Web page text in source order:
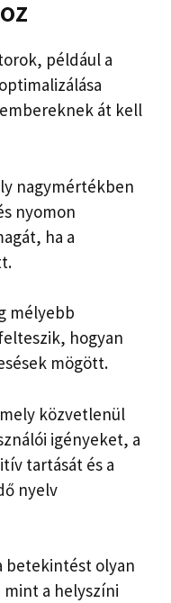
például a
át kell
nagymértékben
nyomon
ha a
mélyebb
hogyan
mögött.
közvetlenül
igényeket, a
tartását és a
nyelv
betekintést olyan
a helyszíni